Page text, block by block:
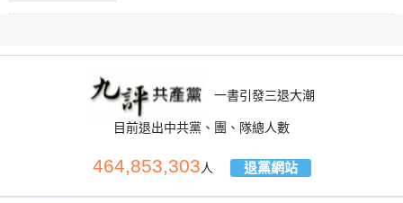
一書引發三退大潮
目前退出中共黨、團、隊總人數
464,853,303人 退黨網站